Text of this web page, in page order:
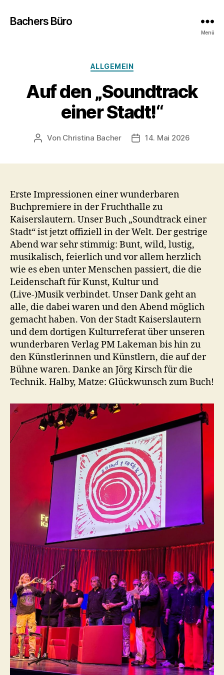
Bachers Büro
Menü
Kategorien
ALLGEMEIN
Auf den „Soundtrack
einer Stadt!“
Beitragsautor
Von Christina Bacher Veröffentlichungsdatum
14. Mai 2026
Erste Impressionen einer wunderbaren
Buchpremiere in der Fruchthalle zu
Kaiserslautern. Unser Buch „Soundtrack einer
Stadt“ ist jetzt offiziell in der Welt. Der gestrige
Abend war sehr stimmig: Bunt, wild, lustig,
musikalisch, feierlich und vor allem herzlich
wie es eben unter Menschen passiert, die die
Leidenschaft für Kunst, Kultur und
(Live-)Musik verbindet. Unser Dank geht an
alle, die dabei waren und den Abend möglich
gemacht haben. Von der Stadt Kaiserslautern
und dem dortigen Kulturreferat über unseren
wunderbaren Verlag PM Lakeman bis hin zu
den Künstlerinnen und Künstlern, die auf der
Bühne waren. Danke an Jörg Kirsch für die
Technik. Halby, Matze: Glückwunsch zum Buch!